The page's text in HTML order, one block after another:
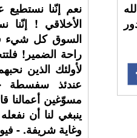
نعم إنّنا
الأخلاقي !
السوق كل شيء
راحة الضمير!
لأولئك الذين
عندئذ سفسطة
مسوّغين أعمالنا
ينبغي لنا أن
وغاية شريفة. -